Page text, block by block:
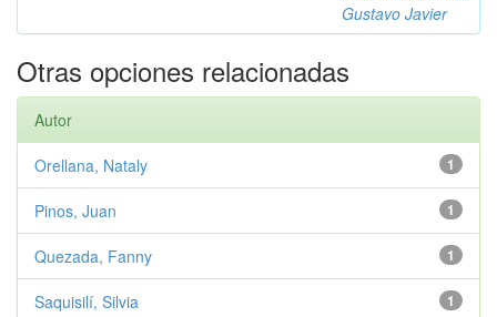
Gustavo Javier
Otras opciones relacionadas
Autor
1
Orellana, Nataly
1
Pinos, Juan
1
Quezada, Fanny
1
Saquisilí, Silvia